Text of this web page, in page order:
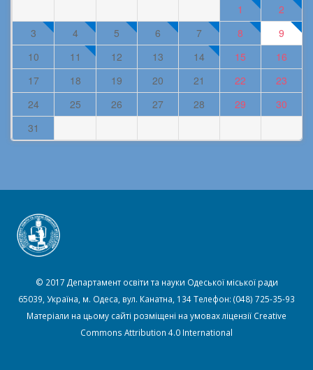
1
2
3
4 5 6 7 8
9
10
11 12 13 14 15
16
17
18 19 20 21 22
23
24
25 26 27 28 29
30
31
© 2017 Департамент освіти та науки Одеської міської ради
65039, Україна, м. Одеса, вул. Канатна, 134 Телефон: (048) 725-35-93
Матеріали на цьому сайті розміщені на умовах ліцензії Creative
Commons Attribution 4.0 International